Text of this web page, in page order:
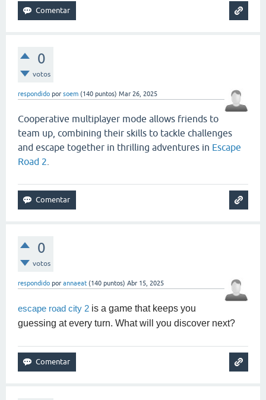
0
votos
respondido por soem (140 puntos) Mar 26, 2025
Cooperative multiplayer mode allows friends to
team up, combining their skills to tackle challenges
and escape together in thrilling adventures in Escape
Road 2
0
votos
respondido por annaeat (140 puntos) Abr 15, 2025
escape road city 2 is a game that keeps you
guessing at every turn. What will you discover next?